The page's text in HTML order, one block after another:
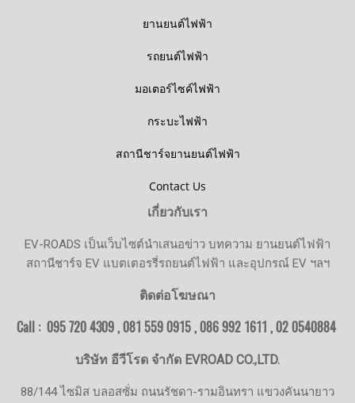
ยานยนต์ไฟฟ้า
รถยนต์ไฟฟ้า
มอเตอร์ไซค์ไฟฟ้า
กระบะไฟฟ้า
สถานีชาร์จยานยนต์ไฟฟ้า
Contact Us
เกี่ยวกับเรา
EV-ROADS เป็นเว็บไซต์นำเสนอข่าว บทความ ยานยนต์ไฟฟ้า
สถานีชาร์จ EV แบตเตอรรี่รถยนต์ไฟฟ้า และอุปกรณ์ EV ฯลฯ
ติดต่อโฆษณา
Call : 095 720 4309 , 081 559 0915 , 086 992 1611 ,02 0540884
บริษัท อีวีโรด จำกัด EVROAD CO.,LTD.
88/144 ไซมิส บลอสซั่ม ถนนรัชดา-รามอินทรา แขวงคันนายาว